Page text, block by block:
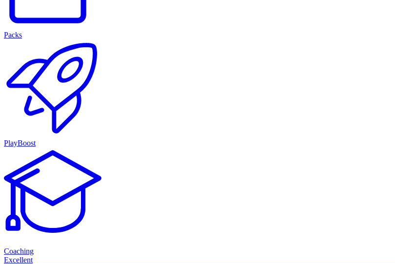
Packs
PlayBoost
Coaching
Excellent